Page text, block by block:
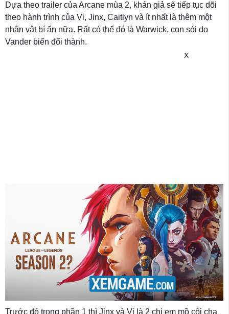
Dựa theo trailer của Arcane mùa 2, khán giả sẽ tiếp tục dõi
theo hành trình của Vi, Jinx, Caitlyn và ít nhất là thêm một
nhân vật bí ẩn nữa. Rất có thể đó là Warwick, con sói do
Vander biến đổi thành.
X
Trước đó trong phần 1 thì Jinx và Vi là 2 chị em mồ côi cha